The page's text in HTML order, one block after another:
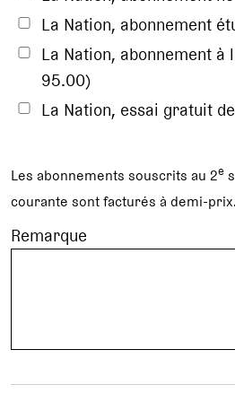
La Nation, abonnement
La Nation, abonnement à
95.00)
La Nation, essai gratuit
Les abonnements souscrits au 2e
courante sont facturés à demi-prix.
Remarque